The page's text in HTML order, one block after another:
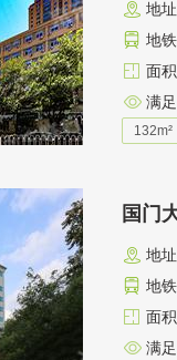
地
地
面
满
132m²
国门
地
地
面
满